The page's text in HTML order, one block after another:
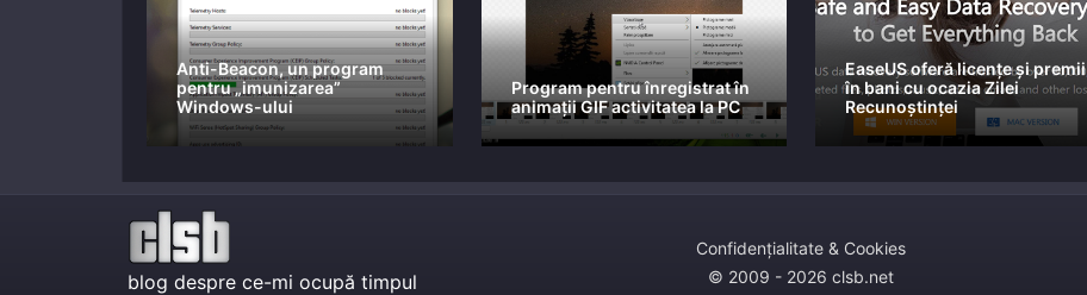
Anti-Beacon, un program
pentru „imunizarea”
Windows-ului
Program pentru înregistrat în
animații GIF activitatea la PC
EaseUS oferă licențe și premii
în bani cu ocazia Zilei
Recunoștinței
blog despre ce-mi ocupă timpul
Confidențialitate & Cookies
© 2009 - 2026 clsb.net